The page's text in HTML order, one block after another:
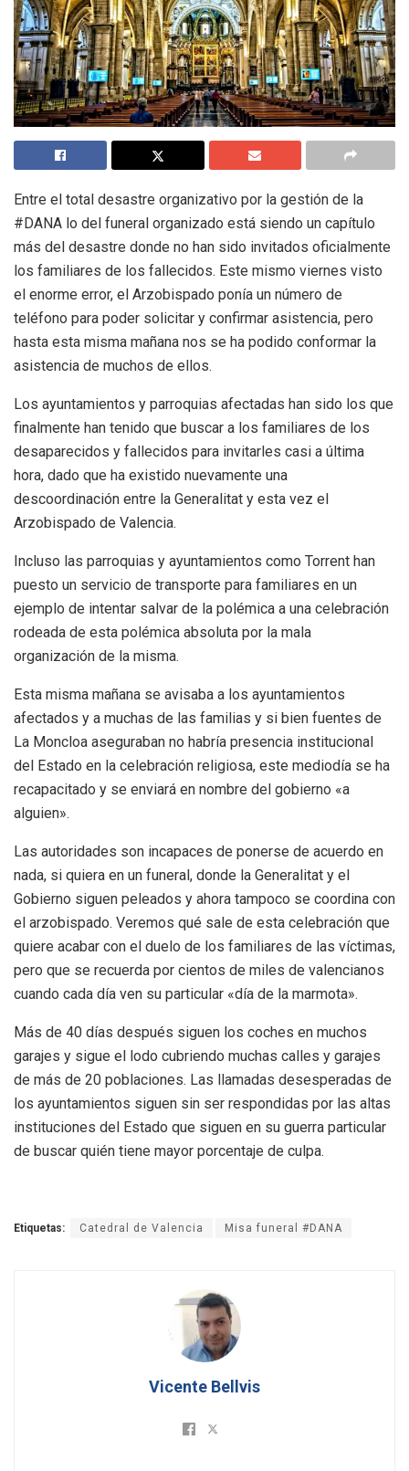
Entre el total desastre organizativo por la gestión de la
#DANA lo del funeral organizado está siendo un capítulo
más del desastre donde no han sido invitados oficialmente
los familiares de los fallecidos. Este mismo viernes visto
el enorme error, el Arzobispado ponía un número de
teléfono para poder solicitar y confirmar asistencia, pero
hasta esta misma mañana nos se ha podido conformar la
asistencia de muchos de ellos.
Los ayuntamientos y parroquias afectadas han sido los que
finalmente han tenido que buscar a los familiares de los
desaparecidos y fallecidos para invitarles casi a última
hora, dado que ha existido nuevamente una
descoordinación entre la Generalitat y esta vez el
Arzobispado de Valencia.
Incluso las parroquias y ayuntamientos como Torrent han
puesto un servicio de transporte para familiares en un
ejemplo de intentar salvar de la polémica a una celebración
rodeada de esta polémica absoluta por la mala
organización de la misma.
Esta misma mañana se avisaba a los ayuntamientos
afectados y a muchas de las familias y si bien fuentes de
La Moncloa aseguraban no habría presencia institucional
del Estado en la celebración religiosa, este mediodía se ha
recapacitado y se enviará en nombre del gobierno «a
alguien».
Las autoridades son incapaces de ponerse de acuerdo en
nada, si quiera en un funeral, donde la Generalitat y el
Gobierno siguen peleados y ahora tampoco se coordina con
el arzobispado. Veremos qué sale de esta celebración que
quiere acabar con el duelo de los familiares de las víctimas,
pero que se recuerda por cientos de miles de valencianos
cuando cada día ven su particular «día de la marmota».
Más de 40 días después siguen los coches en muchos
garajes y sigue el lodo cubriendo muchas calles y garajes
de más de 20 poblaciones. Las llamadas desesperadas de
los ayuntamientos siguen sin ser respondidas por las altas
instituciones del Estado que siguen en su guerra particular
de buscar quién tiene mayor porcentaje de culpa.
Etiquetas: Catedral de Valencia Misa funeral #DANA
Vicente Bellvis